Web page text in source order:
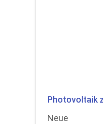
Photovoltaik
Neue